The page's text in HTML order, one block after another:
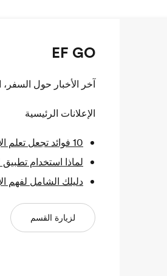
EF GO
آخر الأخبار حول
الإعلانات الرئيسية
10 فوائد تجعل تعلم الإنجليزية في الخارج أفضل من التعلم في بلدك
لماذا استخدام
دليلك الشامل لفهم
لزيارة القسم